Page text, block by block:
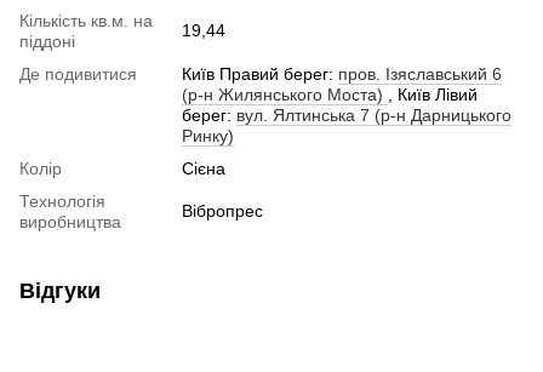
Кількість кв.м. на
піддоні
19,44
Де подивитися Київ Правий берег: пров. Ізяславський 6
(р-н Жилянського Моста) , Київ Лівий
берег: вул. Ялтинська 7 (р-н Дарницького
Ринку)
Колір
Сієна
Технологія
виробництва
Вібропрес
Відгуки